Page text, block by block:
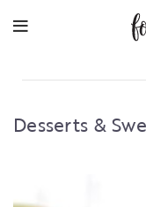
Desserts &